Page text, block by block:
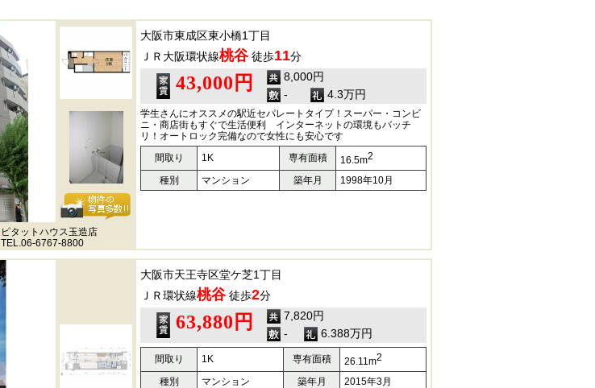
大阪市東成区東小橋1丁目
ＪＲ大阪環状線桃谷徒歩11分
43,000円
8,000円
-
4.3万円
学生さんにオススメの駅近セパレートタイプ！スーパー・コンビ
ニ・商店街もすぐで生活便利 インターネットの環境もバッチ
リ！オートロック完備なので女性にも安心です
間取り
1K 専有面積 16.5m2
種別 マンション 築年月 1998年10月
ピタットハウス玉造店
TEL.06-6767-8800
大阪市天王寺区堂ケ芝1丁目
ＪＲ環状線桃谷徒歩2分
63,880円
7,820円
-
6.388万円
間取り 1K 専有面積 26.11m2
種別 マンション 築年月 2015年3月